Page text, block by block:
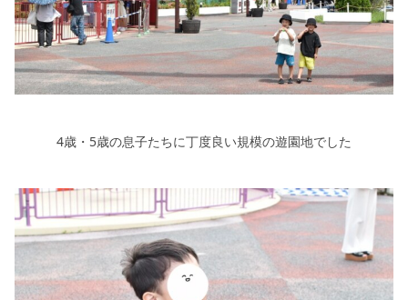
4歳・5歳の息子たちに丁度良い規模の遊園地でした